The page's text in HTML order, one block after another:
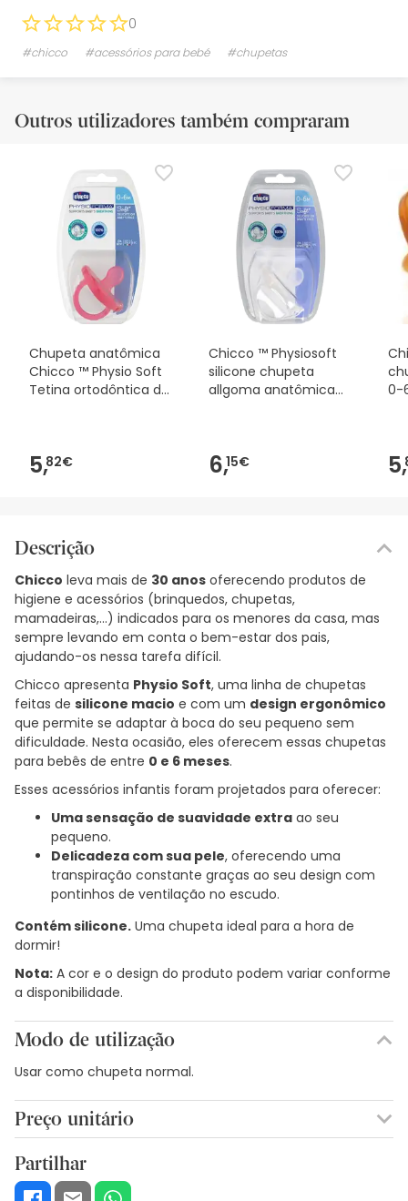
0
#chicco #acessórios para bebé #chupetas
Outros utilizadores também compraram
Chupeta anatômica
Chicco ™ Physio Soft
Tetina ortodôntica de
5,82€
Chicco ™ Physiosoft
silicone chupeta
allgoma anatômica
6,15€
0-
5,
Descrição
Chicco leva mais de 30 anos oferecendo produtos de
higiene e acessórios (brinquedos, chupetas,
mamadeiras,...) indicados para os menores da casa, mas
sempre levando em conta o bem-estar dos pais,
ajudando-os nessa tarefa difícil.
Chicco apresenta Physio Soft, uma linha de chupetas
feitas de silicone macio e com um design ergonômico
que permite se adaptar à boca do seu pequeno sem
dificuldade. Nesta ocasião, eles oferecem essas chupetas
para bebês de entre 0 e 6 meses.
Esses acessórios infantis foram projetados para oferecer:
Uma sensação de suavidade extra ao seu
pequeno.
Delicadeza com sua pele, oferecendo uma
transpiração constante graças ao seu design com
pontinhos de ventilação no escudo.
Contém silicone. Uma chupeta ideal para a hora de
dormir!
Nota: A cor e o design do produto podem variar conforme
a disponibilidade.
Modo de utilização
Usar como chupeta normal.
Preço unitário
Partilhar